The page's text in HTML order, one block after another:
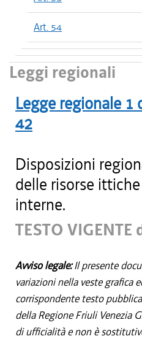
Art. 54
Leggi regionali
Legge regionale 1
42
Disposizioni
delle risorse
interne.
TESTO
Avviso legale:Il presente
variazioni nella veste grafica
corrispondente testo
della Regione Friuli Venezia
di ufficialità e non è